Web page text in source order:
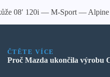
08′ 120i — M-Sport — Alpine
ČTĚTE VÍCE
Proč Mazda ukončila výrobu